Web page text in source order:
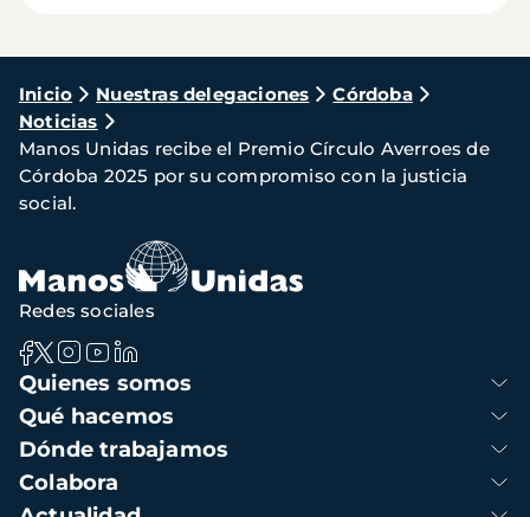
Ruta
de
navegación
Inicio Nuestras delegaciones
Córdoba
Noticias
Manos Unidas recibe el Premio Círculo Averroes de
Córdoba 2025 por su compromiso con la justicia
social.
Navegación
principal
Quienes somos
Qué hacemos
Dónde trabajamos
Colabora
Redes sociales